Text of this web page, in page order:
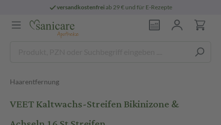
versandkostenfreiab 29 € und für E-Rezepte
Haarentfernung
VEET Kaltwachs-Streifen Bikinizone &